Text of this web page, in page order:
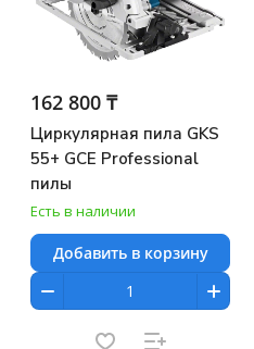
162 800 ₸
Циркулярная пила GKS
55+ GCE Professional
пилы
Есть в наличии
Добавить в корзину